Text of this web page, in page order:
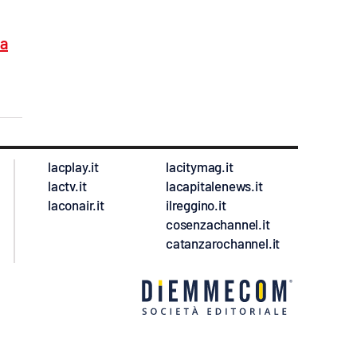
lacplay.it
lactv.it
laconair.it
lacitymag.it
lacapitalenews.it
ilreggino.it
cosenzachannel.it
catanzarochannel.it